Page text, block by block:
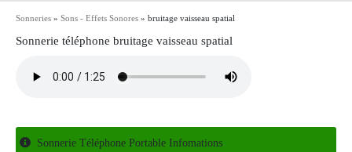
Sonneries » Sons - Effets Sonores » bruitage vaisseau spatial
Sonnerie téléphone bruitage vaisseau spatial
Sonnerie Téléphone Portable Infomations